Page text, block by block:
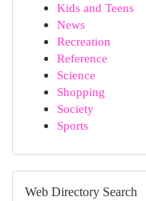
Kids and Teens
News
Recreation
Reference
Science
Shopping
Society
Sports
Web Directory Search